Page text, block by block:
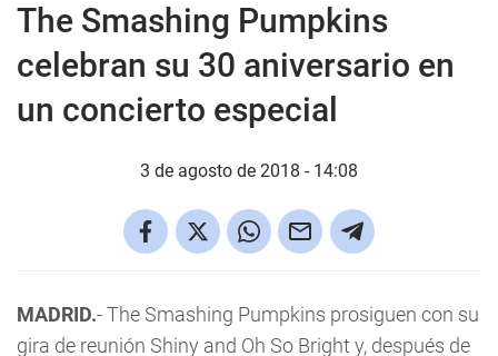
The Smashing Pumpkins
celebran su 30 aniversario en
un concierto especial
3 de agosto de 2018 - 14:08
MADRID.- The Smashing Pumpkins prosiguen con su
gira de reunión Shiny and Oh So Bright y, después de